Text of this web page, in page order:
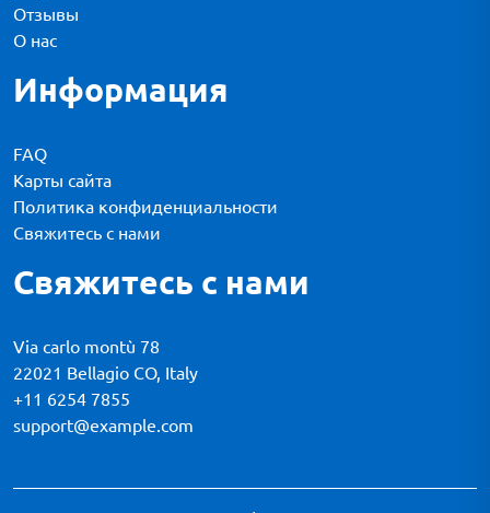
Отзывы
О нас
Информация
FAQ
Карты сайта
Политика конфиденциальности
Свяжитесь с нами
Свяжитесь с нами
Via carlo montù 78
22021 Bellagio CO, Italy
+11 6254 7855
support@example.com